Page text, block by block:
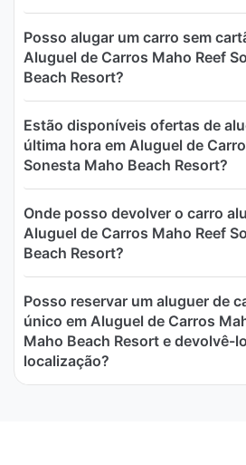
Posso alugar um carro sem
Aluguel de Carros Maho Reef
Beach Resort?
Estão disponíveis ofertas de
última hora em Aluguel de
Sonesta Maho Beach Resort?
Onde posso devolver o carro
Aluguel de Carros Maho Reef
Beach Resort?
Posso reservar um aluguer de
único em Aluguel de Carros
Maho Beach Resort e devolvê-
localização?